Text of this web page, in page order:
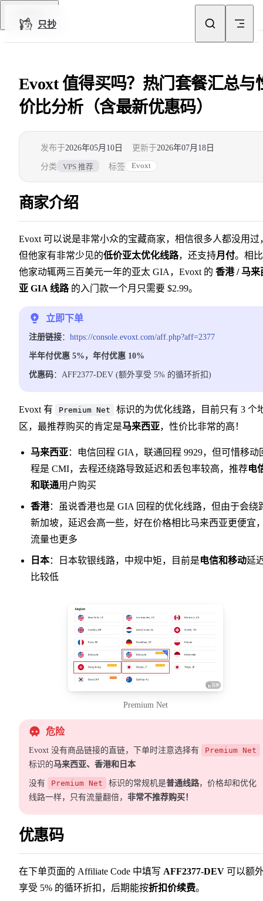
只抄
Evoxt 值得买吗？热门套餐汇总与
价比分析（含最新优惠码）
发布于2026年05月10日 更新于2026年07月18日
分类 VPS 推荐 标签 Evoxt
商家介绍
Evoxt 可以说是非常小众的宝藏商家，相信很多人都没用过
但他家有非常少见的低价亚太优化线路，还支持月付。相
他家动辄两三百美元一年的亚太 GIA，Evoxt 的 香港 / 马来
亚 GIA 线路的入门款一个月只需要 $2.99。
立即下单
注册链接： https://console.evoxt.com/aff.php?aff=2377
半年付优惠 5%，年付优惠 10%
优惠码：AFF2377-DEV (额外享受 5% 的循环折扣)
Evoxt 有 Premium Net
标识的为优化线路，目前只有 3 个
区，最推荐购买的肯定是马来西亚，性价比非常的高！
马来西亚：电信回程 GIA，联通回程 9929，但可惜移动
程是 CMI，去程还绕路导致延迟和丢包率较高，推荐电
和联通用户购买
香港：虽说香港也是 GIA 回程的优化线路，但由于会绕
新加坡，延迟会高一些，好在价格相比马来西亚更便宜
流量也更多
日本：日本软银线路，中规中矩，目前是电信和移动延
比较低
Premium Net
危险
Evoxt 没有商品链接的直链，下单时注意选择有
Premium Net
标识的马来西亚、香港和日本
没有 Premium Net 标识的常规机是普通线路，价格却和优化
线路一样，只有流量翻倍， 非常不推荐购买！
优惠码
在下单页面的 Affiliate Code 中填写 AFF2377-DEV 可以额
享受 5% 的循环折扣，后期能按折扣价续费。